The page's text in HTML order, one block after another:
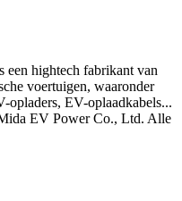
hightech fabrikant van
voertuigen, waaronder
opladers, EV-oplaadkabels...
EV Power Co., Ltd. Alle